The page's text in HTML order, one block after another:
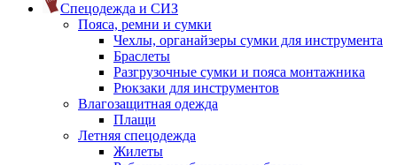
Спецодежда и СИЗ
Пояса, ремни и сумки
Чехлы, органайзеры сумки для инструмента
Браслеты
Разгрузочные сумки и пояса монтажника
Рюкзаки для инструментов
Влагозащитная одежда
Плащи
Летняя спецодежда
Жилеты